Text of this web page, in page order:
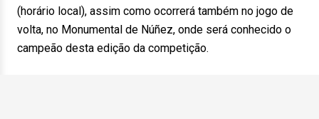
(horário local), assim como ocorrerá também no jogo de
volta, no Monumental de Núñez, onde será conhecido o
campeão desta edição da competição.